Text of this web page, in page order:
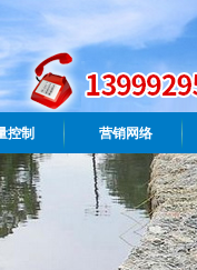
控制 营销网络